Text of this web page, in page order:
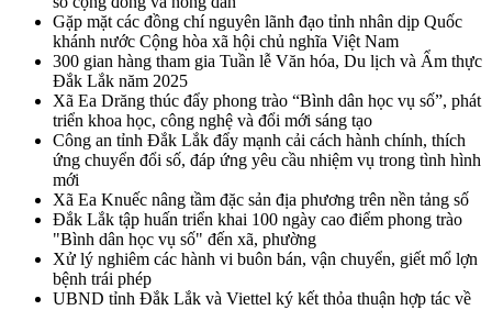
Gặp mặt các đồng chí nguyên lãnh đạo tỉnh nhân dịp Quốc
khánh nước Cộng hòa xã hội chủ nghĩa Việt Nam
300 gian hàng tham gia Tuần lễ Văn hóa, Du lịch và Ẩm thực
Đắk Lắk năm 2025
Xã Ea Drăng thúc đẩy phong trào “Bình dân học vụ số”, phát
triển khoa học, công nghệ và đổi mới sáng tạo
Công an tỉnh Đắk Lắk đẩy mạnh cải cách hành chính, thích
ứng chuyển đổi số, đáp ứng yêu cầu nhiệm vụ trong tình hình
mới
Xã Ea Knuếc nâng tầm đặc sản địa phương trên nền tảng số
Đắk Lắk tập huấn triển khai 100 ngày cao điểm phong trào
"Bình dân học vụ số" đến xã, phường
Xử lý nghiêm các hành vi buôn bán, vận chuyển, giết mổ lợn
bệnh trái phép
UBND tỉnh Đắk Lắk và Viettel ký kết thỏa thuận hợp tác về